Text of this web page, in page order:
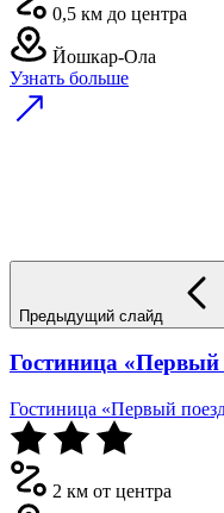
0,5 км до центра
Йошкар-Ола
Узнать больше
Предыдущий слайд
Гостиница «Первый
Гостиница «Первый
2 км от центра